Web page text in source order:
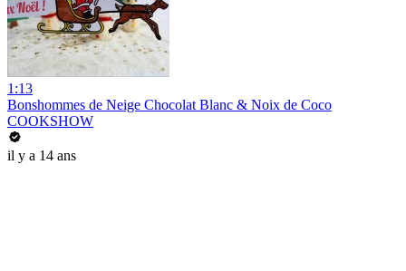
1:13
Bonshommes de Neige Chocolat Blanc & Noix de Coco
COOKSHOW
il y a 14 ans